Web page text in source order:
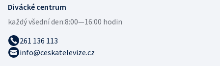
Divácké centrum
každý všední den:8:00—16:00 hodin
261 136 113
info@ceskatelevize.cz